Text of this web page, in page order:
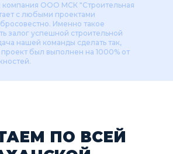
компания ООО МСК "Строительная
с любыми проектами
Именно такое
залог успешной строительной
нашей команды сделать так,
был выполнен на 1000% от
ПО ВСЕЙ